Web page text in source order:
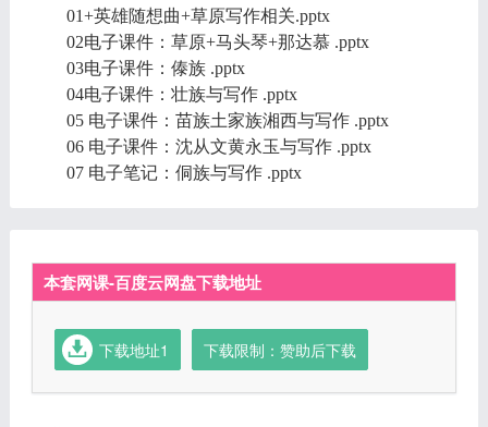
01+英雄随想曲+草原写作相关.pptx
02电子课件：草原+马头琴+那达慕 .pptx
03电子课件：傣族 .pptx
04电子课件：壮族与写作 .pptx
05 电子课件：苗族土家族湘西与写作 .pptx
06 电子课件：沈从文黄永玉与写作 .pptx
07 电子笔记：侗族与写作 .pptx
本套网课-百度云网盘下载地址
下载地址1 下载限制：赞助后下载